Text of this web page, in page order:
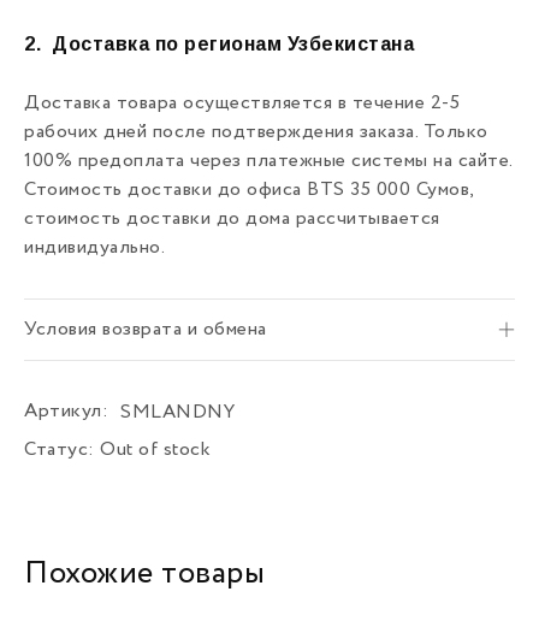
2. Доставка по регионам Узбекистана
Доставка товара осуществляется в течение 2-5
рабочих дней после подтверждения заказа. Только
100% предоплата через платежные системы на сайте.
Стоимость доставки до офиса BTS 35 000 Сумов,
стоимость доставки до дома рассчитывается
индивидуально.
Условия возврата и обмена
Артикул:
SMLANDNY
Статус: Out of stock
Похожие товары